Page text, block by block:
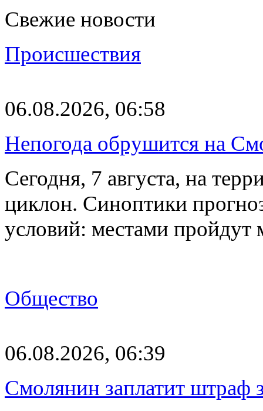
Свежие новости
Происшествия
06.08.2026, 06:58
Непогода обрушится на
Сегодня, 7 августа, на
циклон. Синоптики
условий: местами
Общество
06.08.2026, 06:39
Смолянин заплатит штраф